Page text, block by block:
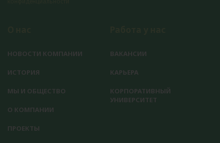
НОВОСТИ КОМПАНИИ
ИСТОРИЯ
МЫ И ОБЩЕСТВО
О КОМПАНИИ
ПРОЕКТЫ
ВАКАНСИИ
КАРЬЕРА
КОРПОРАТИВНЫЙ
УНИВЕРСИТЕТ